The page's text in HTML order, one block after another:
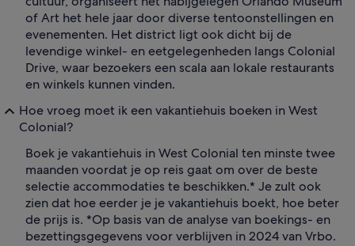
of Art het hele jaar door diverse tentoonstellingen en
evenementen. Het district ligt ook dicht bij de
levendige winkel- en eetgelegenheden langs Colonial
Drive, waar bezoekers een scala aan lokale restaurants
en winkels kunnen vinden.
Hoe vroeg moet ik een vakantiehuis boeken in West
Colonial?
Boek je vakantiehuis in West Colonial ten minste twee
maanden voordat je op reis gaat om over de beste
selectie accommodaties te beschikken.* Je zult ook
zien dat hoe eerder je je vakantiehuis boekt, hoe beter
de prijs is. *Op basis van de analyse van boekings- en
bezettingsgegevens voor verblijven in 2024 van Vrbo.